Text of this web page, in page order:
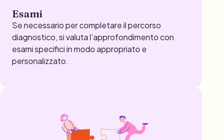
Esami
Se necessario per completare il percorso
diagnostico, si valuta l’approfondimento con
esami specifici in modo appropriato e
personalizzato.